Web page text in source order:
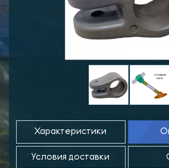
Характеристики
Условия доставки